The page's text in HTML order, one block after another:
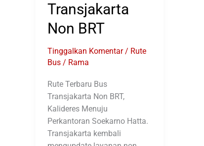
Transjakarta
Non BRT
Tinggalkan Komentar / Rute
Bus / Rama
Rute Terbaru Bus
Transjakarta Non BRT,
Kalideres Menuju
Perkantoran Soekarno Hatta.
Transjakarta kembali